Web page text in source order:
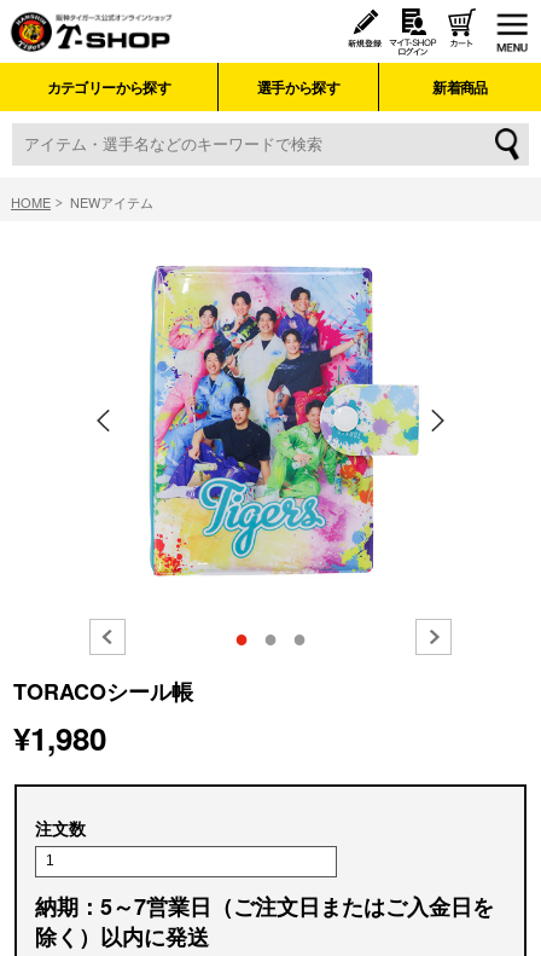
カテゴリーから探す 選手から探す 新着商品
HOME NEWアイテム
● ● ●
TORACOシール帳
¥1,980
注文数
納期：5～7営業日（ご注文日またはご入金日を
除く）以内に発送